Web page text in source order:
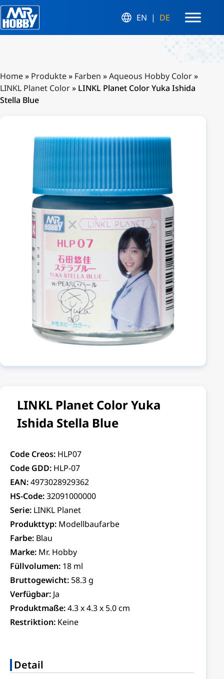
EN DE
Home» Produkte» Farben »Aqueous Hobby Color»
LINKL Planet Color» LINKL Planet Color Yuka Ishida
Stella Blue
LINKL Planet Color Yuka
Ishida Stella Blue
Code Creos: HLP07
Code GDD: HLP-07
EAN:4973028929362
HS-Code:32091000000
Serie: LINKL Planet
Produkttyp: Modellbaufarbe
Farbe: Blau
Marke: Mr. Hobby
Füllvolumen: 18 ml
Bruttogewicht: 58.3 g
Verfügbar: Ja
Produktmaße:4.3 x 4.3 x 5.0 cm
Restriktion: Keine
Detail